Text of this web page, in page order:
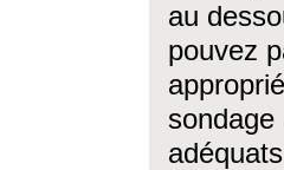
au
pouvez